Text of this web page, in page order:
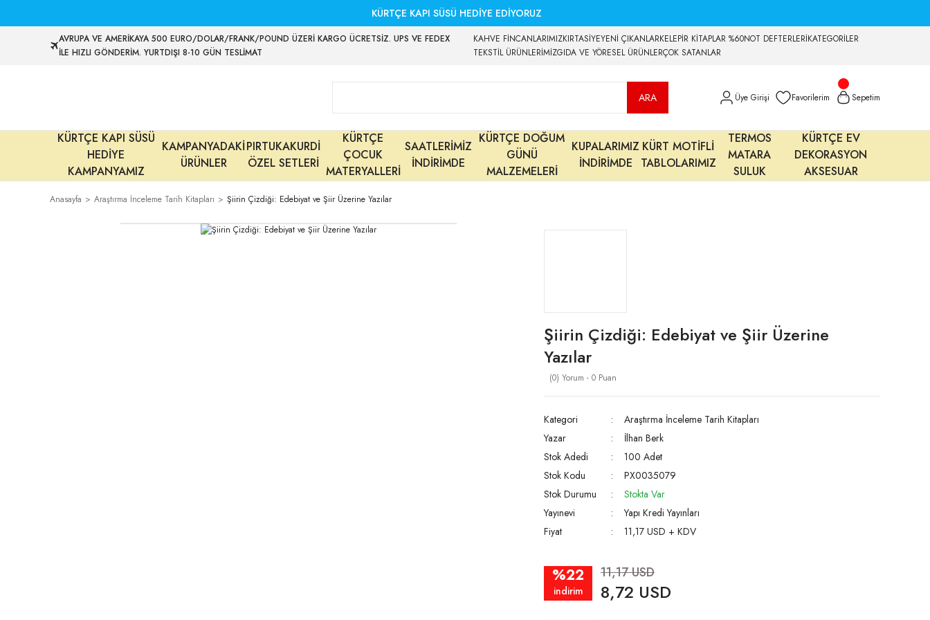
KÜRTÇE KAPI SÜSÜ HEDİYE EDİYORUZ
AVRUPA VE AMERİKAYA 500 EURO/DOLAR/FRANK/POUND ÜZERİ KARGO ÜCRETSİZ. UPS VE FEDEX
İLE HIZLI GÖNDERİM. YURTDIŞI 8-10 GÜN TESLİMAT
KAHVE FİNCANLARIMIZKIRTASİYEYENİ ÇIKANLARKELEPİR KİTAPLAR %60NOT DEFTERLERİKATEGORİLER
TEKSTİL ÜRÜNLERİMİZGIDA VE YÖRESEL ÜRÜNLERÇOK SATANLAR
ARA Üye Girişi Favorilerim Sepetim
KÜRTÇE KAPI SÜSÜ
HEDİYE
KAMPANYAMIZ
KAMPANYADAKİ
ÜRÜNLER
PIRTUKAKURDİ
ÖZEL SETLERİ
KÜRTÇE
ÇOCUK
MATERYALLERİ
SAATLERİMİZ
İNDİRİMDE
KÜRTÇE DOĞUM
GÜNÜ
MALZEMELERİ
KUPALARIMIZ
İNDİRİMDE
KÜRT MOTİFLİ
TABLOLARIMIZ
TERMOS
MATARA
SULUK
KÜRTÇE EV
DEKORASYON
AKSESUAR
Anasayfa Araştırma İnceleme Tarih Kitapları Şiirin Çizdiği: Edebiyat ve Şiir Üzerine Yazılar
Şiirin Çizdiği: Edebiyat ve Şiir Üzerine
Yazılar
(0) Yorum - 0 Puan
Kategori
Araştırma İnceleme Tarih Kitapları
Yazar
İlhan Berk
Stok Adedi
100 Adet
Stok Kodu
PX0035079
Stok Durumu
Stokta Var
Yayınevi
Yapı Kredi Yayınları
Fiyat
11,17 USD + KDV
%22
indirim
11,17 USD
8,72 USD